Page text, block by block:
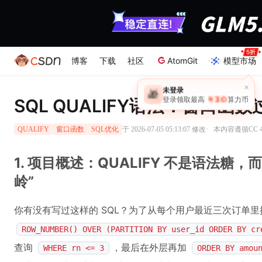
博客 下载 社区 AtomGit 模型市场
×
🎁 未登录
登录领取最高 ￥30 算力币
SQL QUALIFY语法：窗口函数
QUALIFY 窗口函数 SQL优化 于 2026-07-05 05:13:07 修改· 本内容遵循CC
1. 项目概述：QUALIFY 不是语法糖，
岭”
你有没有写过这样的 SQL？为了从每个用户最近三次订单
ROW_NUMBER() OVER (PARTITION BY user_id ORDER BY
查询 WHERE rn <= 3 ，最后在外层再加 ORDER BY